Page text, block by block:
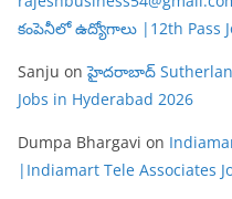
కంపెనీలో ఉద్యోగాలు |12th Pass
Sanju onహైదరాబాద్
Jobs in Hyderabad 2026
Dumpa Bhargavi on
|Indiamart Tele Associates